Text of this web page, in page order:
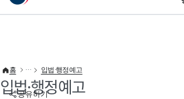
이 누리집은 대한민국 공식 전자정부 누리집입니다.
공유하기
홈 입법·행정예고
입법·행정예고